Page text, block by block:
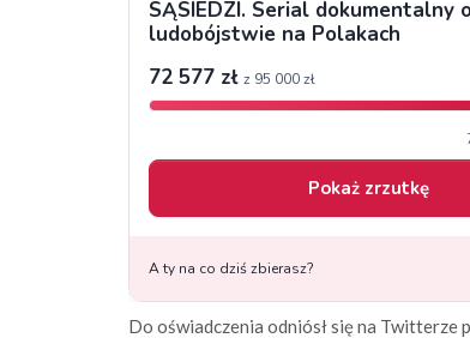
Do oświadczenia odniósł się na Twitterze